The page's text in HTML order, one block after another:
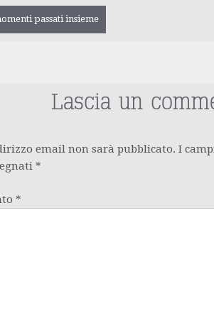
passati insieme
Lascia un
email non sarà pubblicato. I
*
*